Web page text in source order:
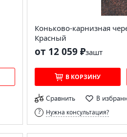
Коньково-карнизная
Красный
от 12 059 ₽зашт
В КОРЗИНУ
Сравнить В
Нужна консультация?